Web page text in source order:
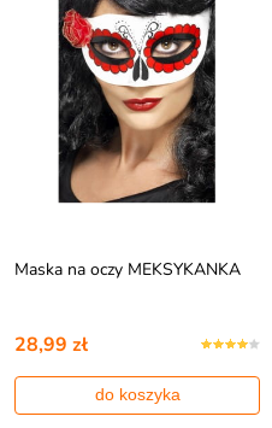
Maska na oczy MEKSYKANKA
28,99 zł
do koszyka